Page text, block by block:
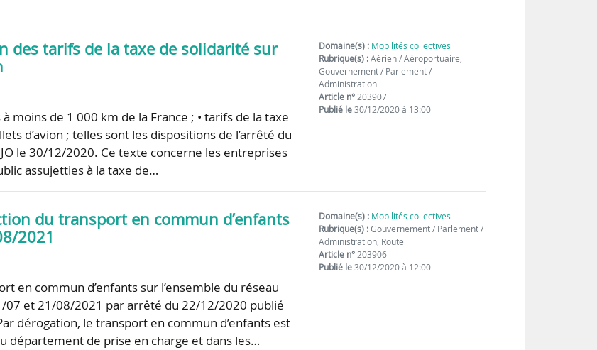
des tarifs de la taxe de solidarité sur
à moins de 1 000 km de la France ; • tarifs de la taxe
d’avion ; telles sont les dispositions de l’arrêté du
le 30/12/2020. Ce texte concerne les entreprises
assujetties à la taxe de…
Domaine(s) : Mobilités collectives
Rubrique(s) :Aérien / Aéroportuaire,
Gouvernement / Parlement /
Administration
Article n°203907
Publié le30/12/2020 à 13:00
du transport en commun d’enfants
2021
en commun d’enfants sur l’ensemble du réseau
07 et 21/08/2021 par arrêté du 22/12/2020 publié
dérogation, le transport en commun d’enfants est
département de prise en charge et dans les…
Domaine(s) : Mobilités collectives
Rubrique(s) :Gouvernement / Parlement /
Administration, Route
Article n°203906
Publié le30/12/2020 à 12:00